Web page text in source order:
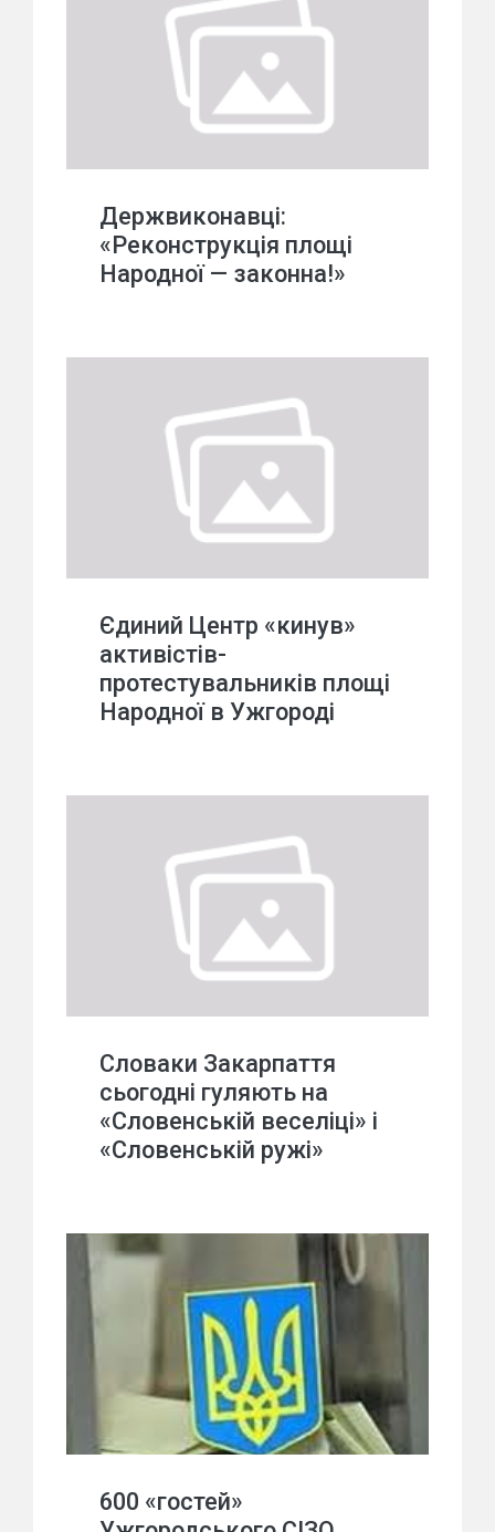
Держвиконавці:
«Реконструкція площі
Народної — законна!»
Єдиний Центр «кинув»
активістів-
протестувальників площі
Народної в Ужгороді
Словаки Закарпаття
сьогодні гуляють на
«Словенській веселіці» і
«Словенській ружі»
600 «гостей»